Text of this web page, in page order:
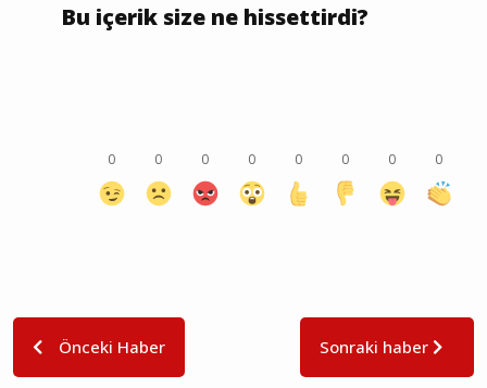
Bu içerik size ne hissettirdi?
0 0 0 0 0 0 0 0
Önceki Haber Sonraki haber